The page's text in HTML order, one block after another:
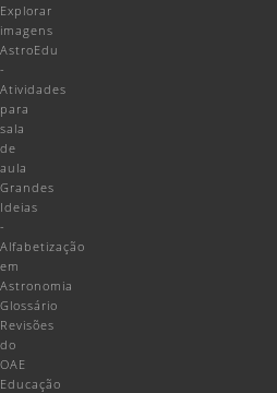
Explorar
imagens
AstroEdu
-
Atividades
para
sala
de
aula
Grandes
Ideias
-
Alfabetização
em
Astronomia
Glossário
Revisões
do
OAE
Educação